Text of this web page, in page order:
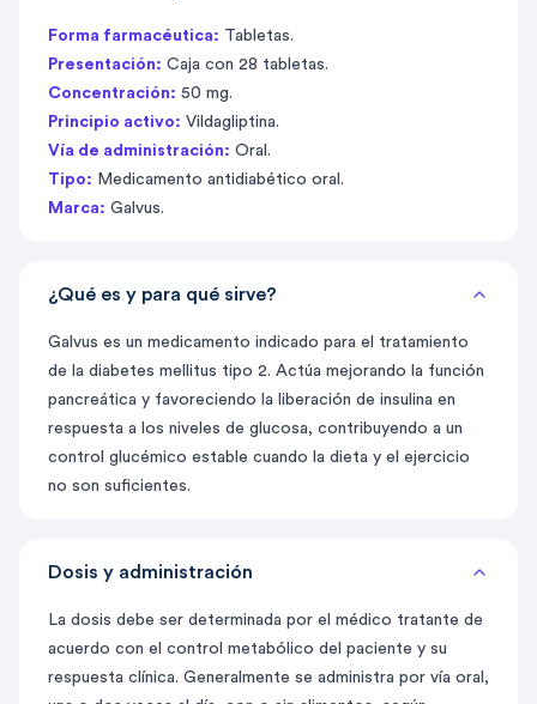
Forma farmacéutica: Tabletas.
Presentación: Caja con 28 tabletas.
Concentración: 50 mg.
Principio activo: Vildagliptina.
Vía de administración: Oral.
Tipo: Medicamento antidiabético oral.
Marca: Galvus.
¿Qué es y para qué sirve?
Galvus es un medicamento indicado para el tratamiento
de la diabetes mellitus tipo 2. Actúa mejorando la función
pancreática y favoreciendo la liberación de insulina en
respuesta a los niveles de glucosa, contribuyendo a un
control glucémico estable cuando la dieta y el ejercicio
no son suficientes.
Dosis y administración
La dosis debe ser determinada por el médico tratante de
acuerdo con el control metabólico del paciente y su
respuesta clínica. Generalmente se administra por vía oral,